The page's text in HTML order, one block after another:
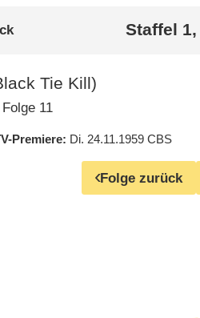
Staffel
Tie Kill)
11
Premiere Di. 24.11.1959 CBS
Folge zurück